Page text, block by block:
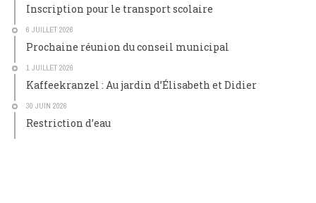
Inscription pour le transport scolaire
6 JUILLET 2026
Prochaine réunion du conseil municipal
1 JUILLET 2026
Kaffeekranzel : Au jardin d’Élisabeth et Didier
30 JUIN 2026
Restriction d’eau